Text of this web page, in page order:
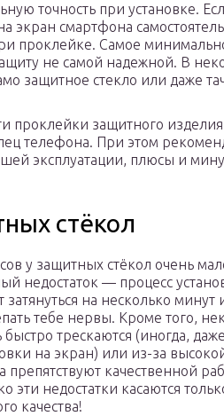
точность при установке.
экран смартфона
проклейке. Самое
не самой надежной. В
защитное стекло или даже
проклейки защитного
телефона. При этом
эксплуатации, плюсы и
стёкол
у защитных стёкол очень
недостаток — процесс
затянуться на несколько минут
тебе нервы. Кроме того,
быстро трескаются (иногда,
на экран) или из-за
препятствуют качественной
эти недостатки касаются
качества!